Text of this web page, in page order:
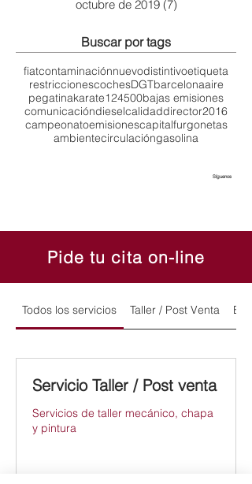
octubre de 2019 (7)7 entradas
Buscar por tags
Síguenos
fiatcontaminaciónnuevodistintivoetiqueta
restriccionescochesDGTbarcelonaaire
pegatinakarate124500bajas emisiones
comunicacióndieselcalidaddirector2016
campeonatoemisionescapitalfurgonetas
ambientecirculacióngasolina
Todos los servicios Taller / Post Venta
Servicio Taller / Post venta
Servicios de taller mecánico, chapa
y pintura
Pide tu cita on-line